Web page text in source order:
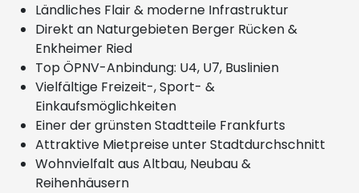
Ländliches Flair & moderne Infrastruktur
Direkt an Naturgebieten Berger Rücken &
Enkheimer Ried
Top ÖPNV-Anbindung: U4, U7, Buslinien
Vielfältige Freizeit-, Sport- &
Einkaufsmöglichkeiten
Einer der grünsten Stadtteile Frankfurts
Attraktive Mietpreise unter Stadtdurchschnitt
Wohnvielfalt aus Altbau, Neubau &
Reihenhäusern